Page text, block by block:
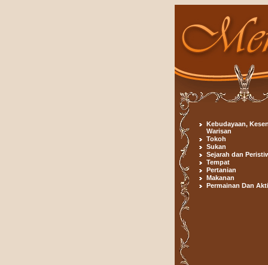
Kebudayaan,
Warisan
Tokoh
Sukan
Sejarah dan
Tempat
Pertanian
Makanan
Permainan Dan